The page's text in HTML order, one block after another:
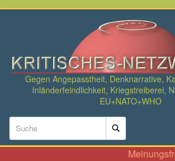
Direkt
Gegen Angepasstheit, Denknarrative,
Inländerfeindlichkeit, Kriegstreiberei,
EU+NATO+WHO
Suchformular
Suche